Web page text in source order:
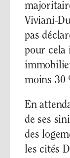
Viviani-
pas
pour cela
moins 30
En
de ses
des
les cités